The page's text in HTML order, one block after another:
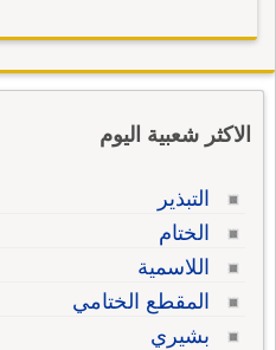
الاكثر شعبية اليوم
التبذير
الختام
اللاسمية
المقطع الختامي
بشيري